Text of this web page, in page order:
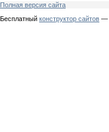
Полная версия сайта
Бесплатный конструктор сайтов —